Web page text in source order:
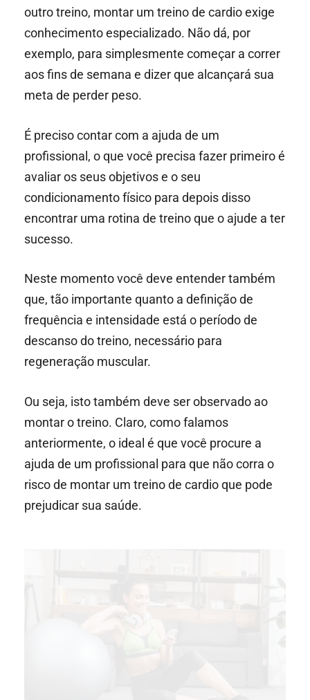
outro treino, montar um treino de cardio exige
conhecimento especializado. Não dá, por
exemplo, para simplesmente começar a correr
aos fins de semana e dizer que alcançará sua
meta de perder peso.
É preciso contar com a ajuda de um
profissional, o que você precisa fazer primeiro é
avaliar os seus objetivos e o seu
condicionamento físico para depois disso
encontrar uma rotina de treino que o ajude a ter
sucesso.
Neste momento você deve entender também
que, tão importante quanto a definição de
frequência e intensidade está o período de
descanso do treino, necessário para
regeneração muscular.
Ou seja, isto também deve ser observado ao
montar o treino. Claro, como falamos
anteriormente, o ideal é que você procure a
ajuda de um profissional para que não corra o
risco de montar um treino de cardio que pode
prejudicar sua saúde.